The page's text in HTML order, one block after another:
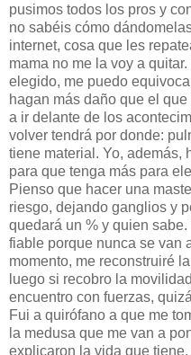
pusimos todos los pros y
no sabéis cómo
internet, cosa que les
mama no me la voy a
elegido, me puedo
hagan más daño que el
a ir delante de los
volver tendrá por donde:
tiene material. Yo, además,
para que tenga más para
Pienso que hacer una
riesgo, dejando ganglios y
quedará un % y quien
fiable porque nunca se van
momento, me reconstruiré
luego si recobro la
encuentro con fuerzas,
Fui a quirófano a que me
la medusa que me van a
explicaron la vida que